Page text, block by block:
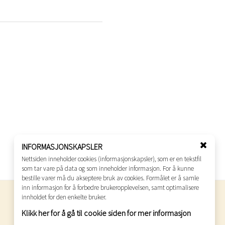
INFORMASJONSKAPSLER
Nettsiden inneholder cookies (informasjonskapsler), som er en tekstfil
som tar vare på data og som inneholder informasjon. For å kunne
bestille varer må du akseptere bruk av cookies. Formålet er å samle
inn informasjon for å forbedre brukeropplevelsen, samt optimalisere
innholdet for den enkelte bruker.
Klikk her for å gå til cookie siden for mer informasjon